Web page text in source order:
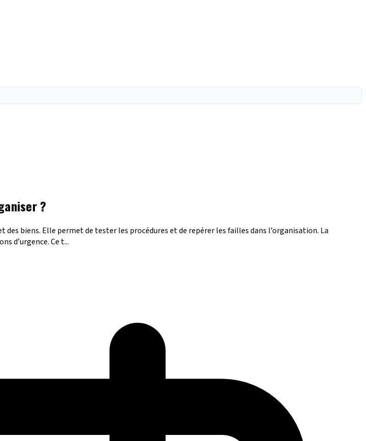
?
biens. Elle permet de tester les procédures et de repérer les failles dans l’organisation. La
d’urgence. Ce t...